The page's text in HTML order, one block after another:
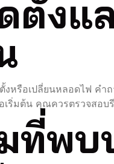
ตั้งแ
หรือเปลี่ยนหลอดไฟ คำ
เริ่มต้น คุณควรตรวจสอ
ที่พบ